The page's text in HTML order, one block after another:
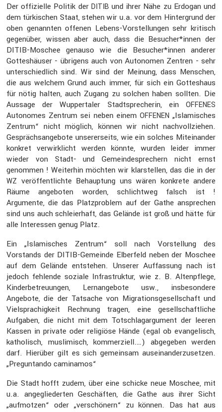
Der offizi­elle Politik der DITIB und ihrer Nähe zu Erdogan und
dem türki­schen Staat, stehen wir u.a. vor dem Hinter­grund der
oben genannten offenen Lebens-Vorstel­lungen sehr kritisch
gegen­über, wissen aber auch, dass die Besucher*innen der
DITIB-Moschee genauso wie die Besucher*innen anderer
Gottes­häuser - übrigens auch von Autonomen Zentren - sehr
unter­schied­lich sind. Wir sind der Meinung, dass Menschen,
die aus welchem Grund auch immer, für sich ein Gottes­haus
für nötig halten, auch Zugang zu solchen haben sollten. Die
Aussage der Wupper­taler Stadt­spre­cherin, ein OFFENES
Autonomes Zentrum sei neben einem OFFENEN „Islami­sches
Zentrum“ nicht möglich, können wir nicht nachvoll­ziehen.
Gesprächs­an­ge­bote unserer­seits, wie ein solches Mitein­ander
konkret verwirk­licht werden könnte, wurden leider immer
wieder von Stadt- und Gemein­de­spre­chern nicht ernst
genommen ! Weiterhin möchten wir klarstellen, das die in der
WZ veröf­fent­lichte Behaup­tung uns wären konkrete andere
Räume angeboten worden, schlichtweg falsch ist !
Argumente, die das Platz­pro­blem auf der Gathe anspre­chen
sind uns auch schlei­er­haft, das Gelände ist groß und hätte für
alle Inter­essen genug Platz.
Ein „Islami­sches Zentrum“ soll nach Vorstel­lung des
Vorstands der DITIB-Gemeinde Elber­feld neben der Moschee
auf dem Gelände entstehen. Unserer Auffas­sung nach ist
jedoch fehlende soziale Infra­struktur, wie z. B. Alten­pflege,
Kinder­be­treu­ungen, Lernan­ge­bote usw., insbe­son­dere
Angebote, die der Tatsache von Migra­ti­ons­ge­sell­schaft und
Vielspra­chig­keit Rechnung tragen, eine gesell­schaft­liche
Aufgaben, die nicht mit dem Totschlag­ar­gu­ment der leeren
Kassen in private oder religiöse Hände (egal ob evange­lisch,
katho­lisch, musli­misch, kommer­ziell.…) abgegeben werden
darf. Hierüber gilt es sich gemeinsam ausein­an­der­zu­setzen.
„Pregun­tando caminamos“
Die Stadt hofft zudem, über eine schicke neue Moschee, mit
u.a. angeglie­derten Geschäften, die Gathe aus ihrer Sicht
„aufmotzen“ oder „verschö­nern“ zu können. Das hat aus